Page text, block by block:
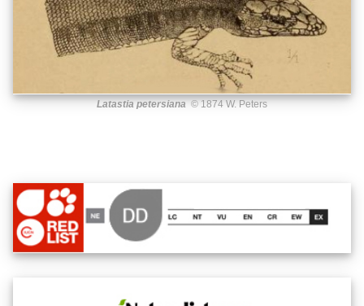
Latastia petersiana© 1874 W. Peters